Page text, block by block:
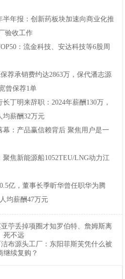
年报：创新药板块加速向商业化推
验收工作
：流金科技、安达科技等6股周
承销费约达2863万，保代潘志源
曾保荐1单
明来辞职：2024年薪酬130万，
均薪酬32万元
：产品赢信赖背后聚焦用户是一
焦新能源船1052TEU/LNG动力江
亿，董事长季昕华曾任职华为腾
均薪酬47万元
亚苧丢掉项圈才知罗伯特、詹姆斯离
死不远
布源头工厂：东阳菲斯芙凭什么被
继续复购？